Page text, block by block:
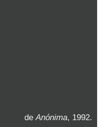
de Anónima, 1992.